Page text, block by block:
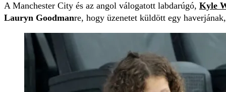
A Manchester City és az angol válogatott labdarúgó, Kyle
Lauryn Goodmanre, hogy üzenetet küldött egy